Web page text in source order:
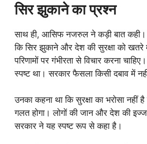
सिर झुकाने का प्रश्न
साथ ही, आसिफ नजरुल ने कड़ी बात कही।
कि सिर झुकाने और देश की सुरक्षा को
परिणामों पर गंभीरता से विचार करना
स्पष्ट था। सरकार फैसला किसी दबाव में
उनका कहना था कि सुरक्षा का भरोसा नहीं
गलत होगा। लोगों की जान और देश की
सरकार ने यह स्पष्ट रूप से कहा है।